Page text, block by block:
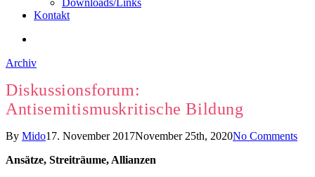
Downloads/Links
Kontakt
Archiv
Diskussionsforum:
Antisemitismuskritische Bildung
By Mido17. November 2017November 25th, 2020No Comments
Ansätze, Streiträume, Allianzen